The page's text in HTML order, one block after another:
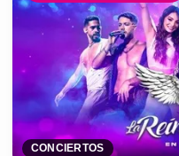
CONCIERTOS